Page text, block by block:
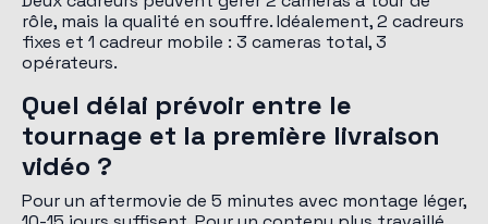
rôle, mais la qualité en souffre. Idéalement, 2 cadreurs
fixes et 1 cadreur mobile : 3 cameras total, 3
opérateurs.
Quel délai prévoir entre le
tournage et la première livraison
vidéo ?
Pour un aftermovie de 5 minutes avec montage léger,